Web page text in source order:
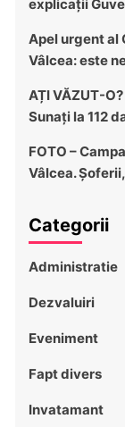
explicații
Apel urgent al
Vâlcea: este
AȚI VĂZUT-
Sunați la 112
FOTO –
Vâlcea.
Categorii
Administratie
Dezvaluiri
Eveniment
Fapt divers
Invatamant